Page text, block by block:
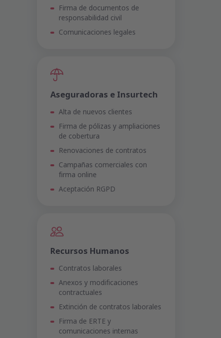
Firma de documentos de
responsabilidad civil
Comunicaciones legales
Aseguradoras e Insurtech
Alta de nuevos clientes
Firma de pólizas y ampliaciones
de cobertura
Renovaciones de contratos
Campañas comerciales con
firma online
Aceptación RGPD
Recursos Humanos
Contratos laborales
Anexos y modificaciones
contractuales
Extinción de contratos laborales
Firma de ERTE y
comunicaciones internas